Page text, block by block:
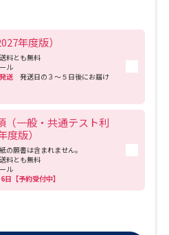
年度版）
料とも無料
ル
送 発送日の３～５日後にお届け
（一般・共通テスト利
度版）
の願書は含まれません。
料とも無料
ル
日【予約受付中】